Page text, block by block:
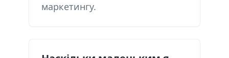
маркетингу.